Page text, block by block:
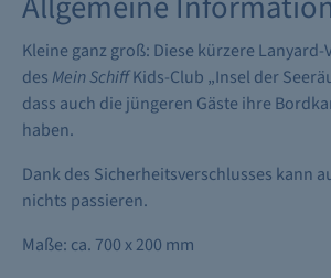
Kleine ganz groß: Diese kürzere Lanyard-
des Mein SchiffKids-Club „Insel der
dass auch die jüngeren Gäste ihre
haben.
Dank des Sicherheitsverschlusses kann
nichts passieren.
Maße: ca. 700 x 200 mm